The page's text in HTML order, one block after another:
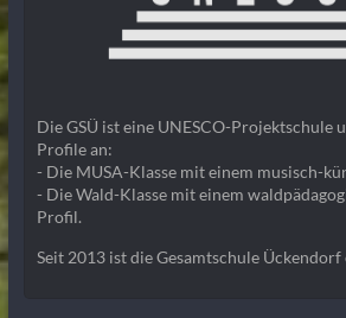
Die GSÜ ist eine UNESCO-Projektschule
Profile an:
- Die MUSA-Klasse mit einem musisch-
- Die Wald-Klasse mit einem
Profil.
Seit 2013 ist die Gesamtschule Ückendorf